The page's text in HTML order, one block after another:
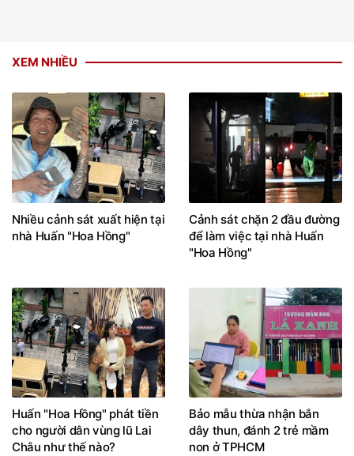
XEM NHIỀU
Nhiều cảnh sát xuất hiện tại
nhà Huấn "Hoa Hồng"
Cảnh sát chặn 2 đầu đường
để làm việc tại nhà Huấn
"Hoa Hồng"
Huấn "Hoa Hồng" phát tiền
cho người dân vùng lũ Lai
Châu như thế nào?
Bảo mẫu thừa nhận bắn
dây thun, đánh 2 trẻ mầm
non ở TPHCM